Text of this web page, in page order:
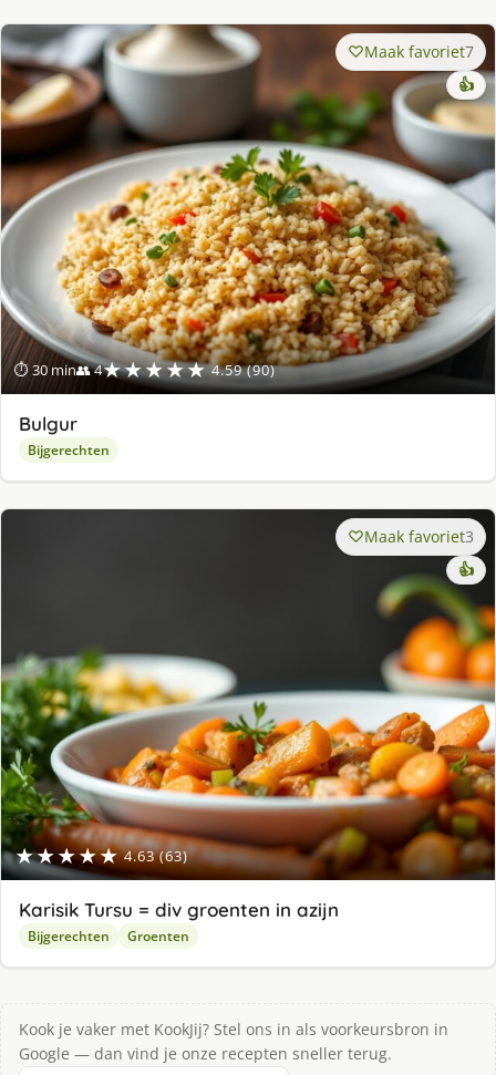
⏱ 30 min👥 4★★★★★ 4.59 (90)
Maak favoriet7
👍
Bulgur
Bijgerechten
★★★★★ 4.63 (63)
Maak favoriet3
👍
Karisik Tursu = div groenten in azijn
Bijgerechten Groenten
Kook je vaker met KookJij? Stel ons in als voorkeursbron in
Google — dan vind je onze recepten sneller terug.